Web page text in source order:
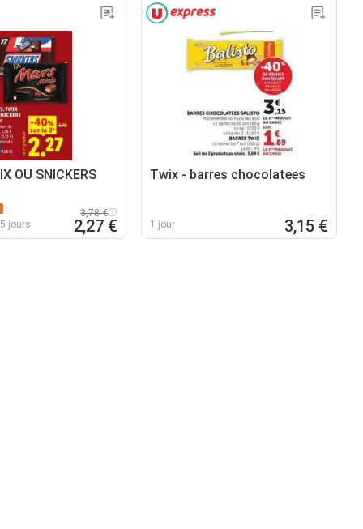
OU SNICKERS
jours
3,78 €
2,27 €
Twix - barres chocolatees
1 jour 3,15 €